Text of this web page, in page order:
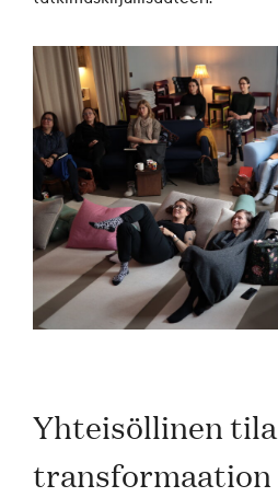
Yhteisöllinen tila
transformaation